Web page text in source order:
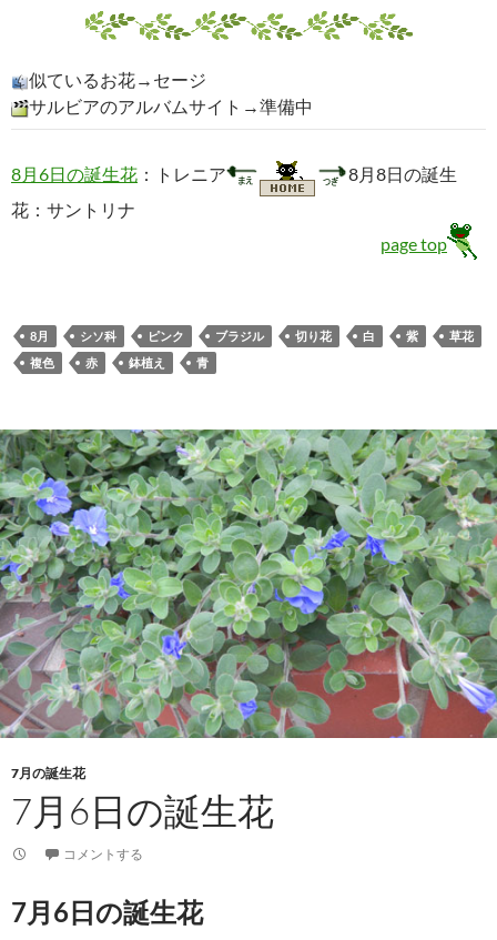
似ているお花→セージ
サルビアのアルバムサイト→準備中
8月6日の誕生花 ：トレニア
8月8日の誕生
花：サントリナ
page top
8月 シソ科 ピンク ブラジル 切り花 白 紫
草花
複色
赤 鉢植え 青
7月の誕生花
7月6日の誕生花
コメントする
7月6日の誕生花